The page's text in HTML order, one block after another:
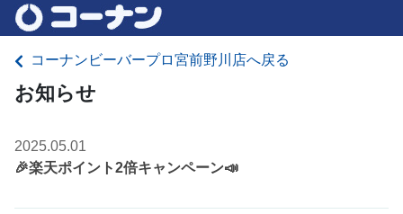
コーナンビーバープロ宮前野川店へ戻る
お知らせ
2025.05.01
🎉楽天ポイント2倍キャンペーン📣